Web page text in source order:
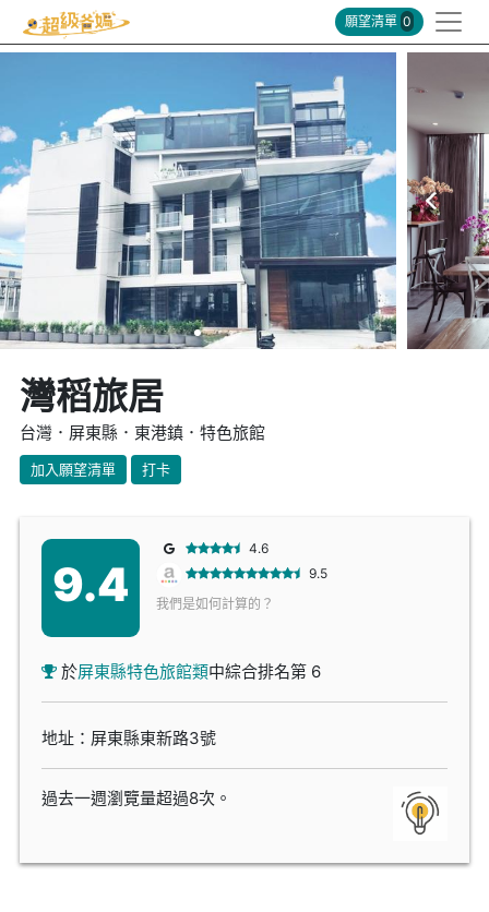
願望清單 0
灣稻旅居
台灣．屏東縣．東港鎮．特色旅館
加入願望清單 打卡
9.4
4.6
9.5
我們是如何計算的？
於屏東縣特色旅館類中綜合排名第 6
地址：屏東縣東新路3號
過去一週瀏覽量超過8次。